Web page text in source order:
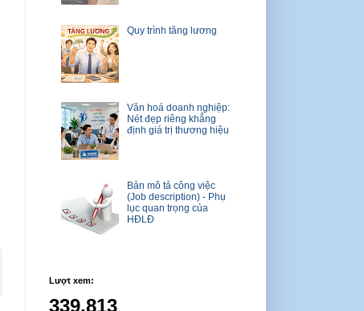
Quy trình tăng lương
Văn hoá doanh nghiệp:
Nét đẹp riêng khẳng
định giá trị thương hiệu
Bản mô tả công việc
(Job description) - Phụ
lục quan trọng của
HĐLĐ
Lượt xem:
339,813